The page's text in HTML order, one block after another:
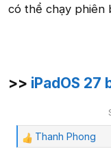
có thể chạy phiên
>> iPadOS 27
C
Thanh Phong